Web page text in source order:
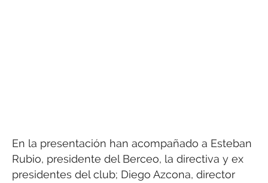
En la presentación han acompañado a Esteban
Rubio, presidente del Berceo, la directiva y ex
presidentes del club; Diego Azcona, director